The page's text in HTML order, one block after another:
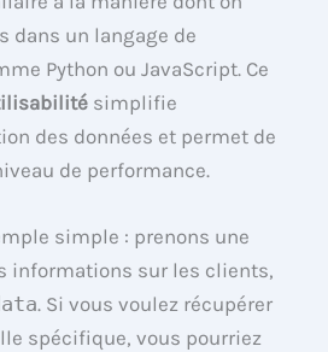
dans un langage de
Python ou JavaScript. Ce
simplifie
des données et permet de
de performance.
simple : prenons une
informations sur les clients,
. Si vous voulez récupérer
spécifique, vous pourriez